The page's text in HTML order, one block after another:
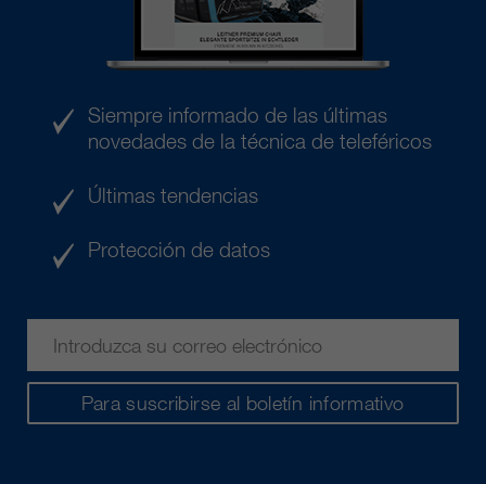
Para suscribirse al boletín informativo
Siempre informado de las últimas
novedades de la técnica de teleféricos
Últimas tendencias
Protección de datos